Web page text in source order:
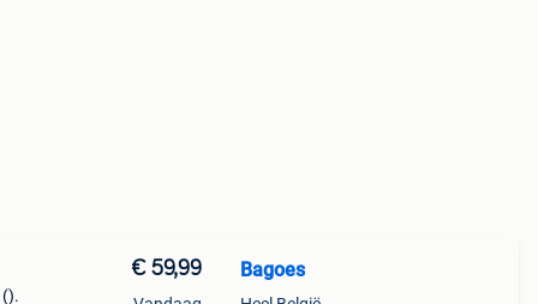
€ 59,99 Bagoes